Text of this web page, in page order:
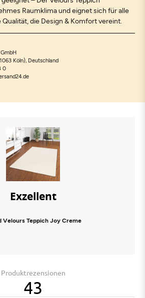
Raumklima und eignet sich für alle
die Design & Komfort vereint.
Köln), Deutschland
0
Exzellent
Velours Teppich Joy Creme
Produktrezensionen
43